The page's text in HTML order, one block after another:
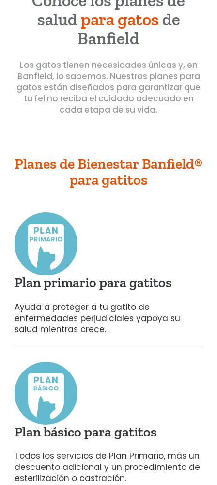
saludpara gatos de
Banfield
Los gatos tienen necesidades únicas y, en
Banfield, lo sabemos. Nuestros planes para
gatos están diseñados para garantizar que
tu felino reciba el cuidado adecuado en
cada etapa de su vida.
Planes de Bienestar Banfield®
para gatitos
Plan primario para gatitos
Ayuda a proteger a tu gatito de
enfermedades perjudiciales yapoya su
salud mientras crece.
Plan básico para gatitos
Todos los servicios de Plan Primario, más un
descuento adicional y un procedimiento de
esterilización o castración.